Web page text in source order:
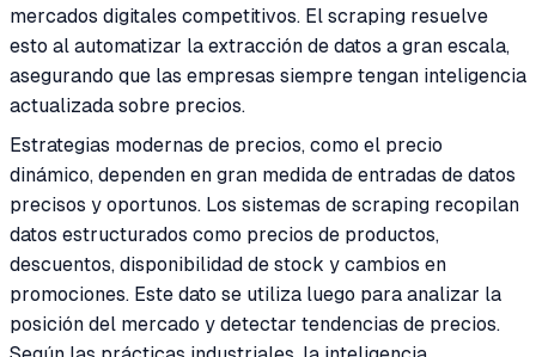
mercados digitales competitivos. El scraping resuelve
esto al automatizar la extracción de datos a gran escala,
asegurando que las empresas siempre tengan inteligencia
actualizada sobre precios.
Estrategias modernas de precios, como el precio
dinámico, dependen en gran medida de entradas de datos
precisos y oportunos. Los sistemas de scraping recopilan
datos estructurados como precios de productos,
descuentos, disponibilidad de stock y cambios en
promociones. Este dato se utiliza luego para analizar la
posición del mercado y detectar tendencias de precios.